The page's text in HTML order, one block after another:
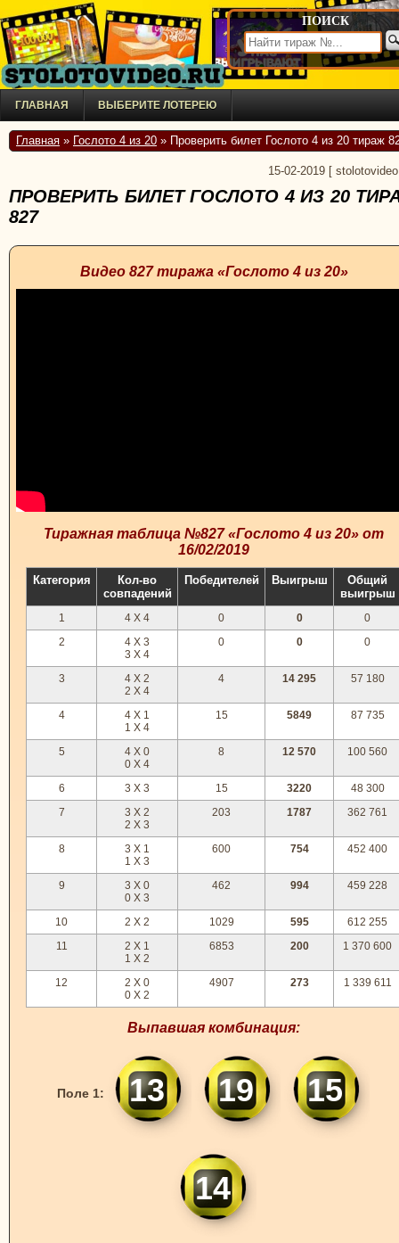
ПОИСК
ГЛАВНАЯ ВЫБЕРИТЕ ЛОТЕРЕЮ
Главная » Гослото 4 из 20 » Проверить билет Гослото 4 из 20 тираж
15-02-2019
ПРОВЕРИТЬ БИЛЕТ ГОСЛОТО 4 ИЗ 20
827
Видео 827 тиража «Гослото 4 из 20»
Тиражная таблица №827 «Гослото 4 из 20» от
16/02/2019
Категория
Кол-во
совпадений
Победителей Выигрыш
Общий
выигрыш
1 4 X 4 0 0
0
2
4 X 3
3 X 4
0 0 0
3
4 X 2
2 X 4
4 14 295 57 180
4
4 X 1
1 X 4
15 5849 87 735
5
4 X 0
0 X 4
8 12 570 100 560
6 3 X 3 15 3220
48 300
7
3 X 2
2 X 3
203 1787 362 761
8
3 X 1
1 X 3
600 754 452 400
9
3 X 0
0 X 3
462 994 459 228
10 2 X 2 1029 595
612 255
11
2 X 1
1 X 2
6853 200 1 370 600
12
2 X 0
0 X 2
4907 273 1 339 611
Выпавшая комбинация:
Поле 1: 13 19 15
14